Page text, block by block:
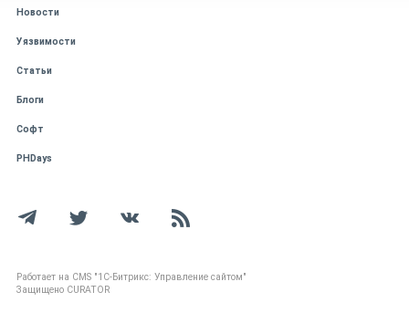
Новости
Уязвимости
Статьи
Блоги
Софт
PHDays
Работает на CMS "1С-Битрикс: Управление сайтом"
Защищено CURATOR